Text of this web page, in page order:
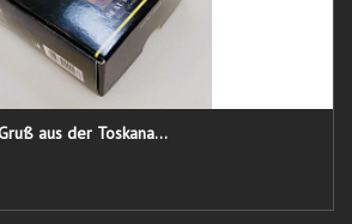
aus der Toskana...